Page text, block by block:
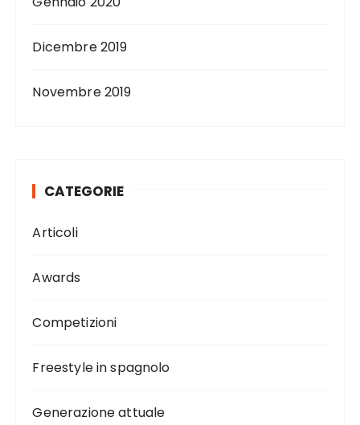
Dicembre 2019
Novembre 2019
CATEGORIE
Articoli
Awards
Competizioni
Freestyle in spagnolo
Generazione attuale